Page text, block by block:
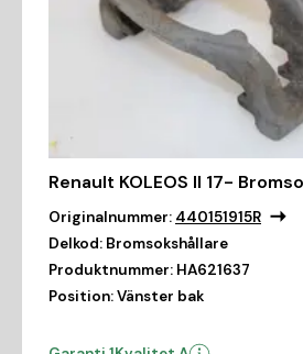
Renault KOLEOS II 17-
Originalnummer: 440151915R
Delkod: Bromsokshållare
Produktnummer: HA621637
Position:Vänster bak